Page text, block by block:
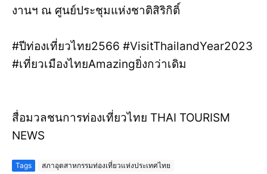
งานฯ ณ ศูนย์ประชุมแห่งชาติสิริกิติ์
#ปีท่องเที่ยวไทย2566 #VisitThailandYear2023
#เที่ยวเมืองไทยAmazingยิ่งกว่าเดิม
สื่อมวลชนการท่องเที่ยวไทย THAI TOURISM
NEWS
Tags สภาอุตสาหกรรมท่องเที่ยวแห่งประเทศไทย